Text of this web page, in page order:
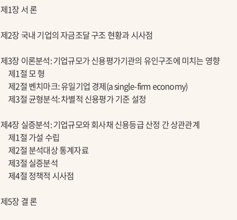
제1장 서 론
제2장 국내 기업의 자금조달 구조 현황과 시사점
제3장 이론분석: 기업규모가 신용평가기관의 유인구조에 미치는 영향
제1절 모 형
제2절 벤치마크: 유일기업 경제(a single-firm economy)
제3절 균형분석: 차별적 신용평가 기준 설정
제4장 실증분석: 기업규모와 회사채 신용등급 산정 간 상관관계
제1절 가설 수립
제2절 분석대상 통계자료
제3절 실증분석
제4절 정책적 시사점
제5장 결 론